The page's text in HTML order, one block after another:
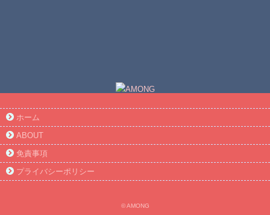
ホーム
ABOUT
免責事項
プライバシーポリシー
© AMONG